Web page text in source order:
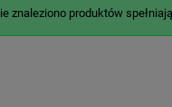
znaleziono produktów